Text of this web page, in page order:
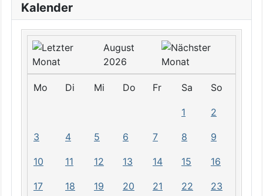
Kalender
August
2026
Mo Di Mi Do Fr Sa So
1 2
3 4 5 6 7 8 9
10 11 12 13 14 15 16
17 18 19 20 21 22 23